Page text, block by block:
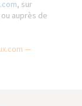
, sur
auprès de
—